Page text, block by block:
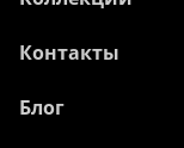
Контакты
Блог